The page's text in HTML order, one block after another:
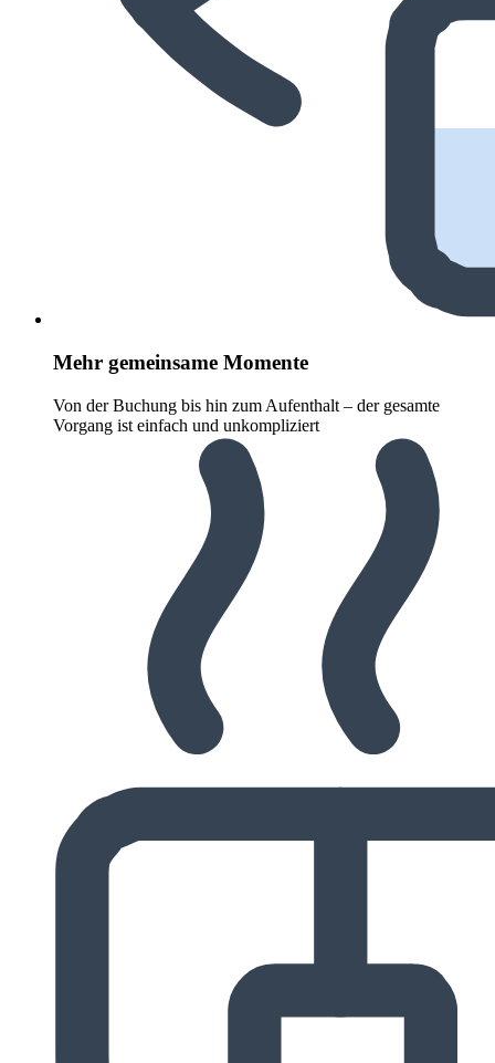
Mehr gemeinsame Momente
Von der Buchung bis hin zum Aufenthalt – der gesamte
Vorgang ist einfach und unkompliziert